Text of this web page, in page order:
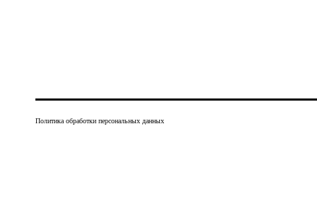
Политика обработки персональных данных